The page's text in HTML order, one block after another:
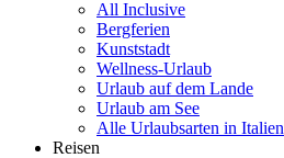
All Inclusive
Bergferien
Kunststadt
Wellness-Urlaub
Urlaub auf dem Lande
Urlaub am See
Alle Urlaubsarten in Italien
Reisen